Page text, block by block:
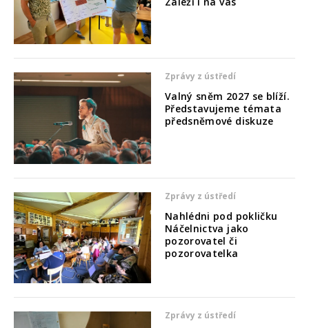
Zprávy z ústředí
Valný sněm 2027 se blíží.
Představujeme témata
předsněmové diskuze
Zprávy z ústředí
Nahlédni pod pokličku
Náčelnictva jako
pozorovatel či
pozorovatelka
Zprávy z ústředí